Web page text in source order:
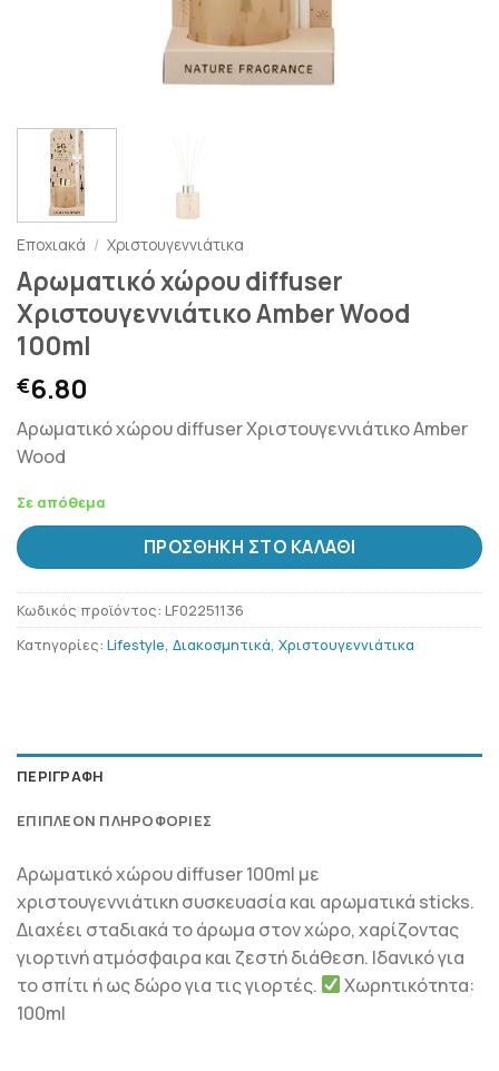
Εποχιακά / Χριστουγεννιάτικα
Αρωματικό χώρου diffuser
Χριστουγεννιάτικο Amber Wood
100ml
€6.80
Αρωματικό χώρου diffuser Χριστουγεννιάτικο Amber
Wood
Σε απόθεμα
ΠΡΟΣΘΉΚΗ ΣΤΟ ΚΑΛΆΘΙ
Κωδικός προϊόντος: LF02251136
Κατηγορίες: Lifestyle, Διακοσμητικά, Χριστουγεννιάτικα
ΠΕΡΙΓΡΑΦΉ
ΕΠΙΠΛΈΟΝ ΠΛΗΡΟΦΟΡΊΕΣ
Αρωματικό χώρου diffuser 100ml με
χριστουγεννιάτικη συσκευασία και αρωματικά sticks.
Διαχέει σταδιακά το άρωμα στον χώρο, χαρίζοντας
γιορτινή ατμόσφαιρα και ζεστή διάθεση. Ιδανικό για
το σπίτι ή ως δώρο για τις γιορτές.
Χωρητικότητα:
100ml